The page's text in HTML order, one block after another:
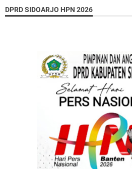
DPRD SIDOARJO HPN 2026